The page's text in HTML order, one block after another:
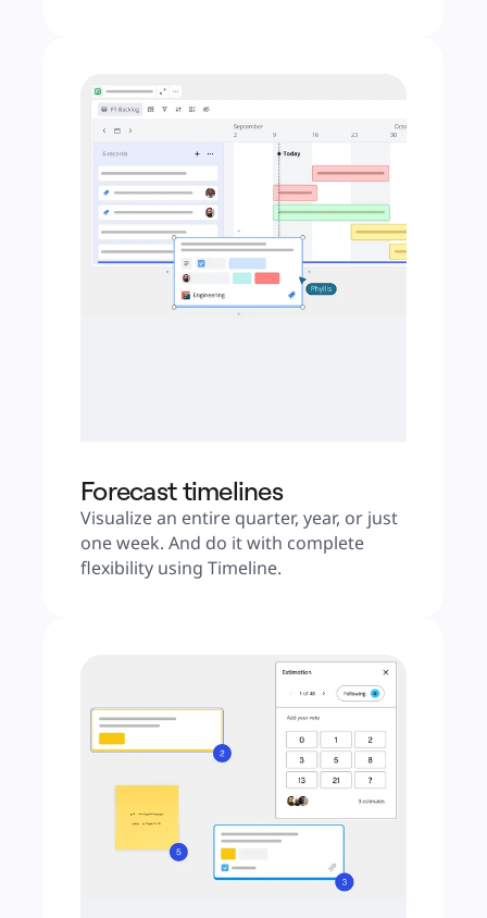
Forecast timelines
Visualize an entire quarter, year, or just
one week. And do it with complete
flexibility using Timeline.